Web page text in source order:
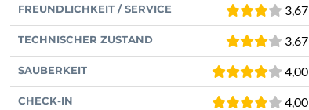
FREUNDLICHKEIT / SERVICE 3,67
TECHNISCHER ZUSTAND 3,67
SAUBERKEIT 4,00
CHECK-IN 4,00